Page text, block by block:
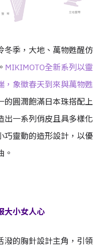
冬季，大地、萬物甦醒仿
MIKIMOTO全新系列以靈
，象徵春天到來與萬物甦
的圓潤飽滿日本珠搭配上
出一系列俏皮且具多樣化
巧靈動的造形設計，以優
。
大小女人心
潑的胸針設計主角，引領